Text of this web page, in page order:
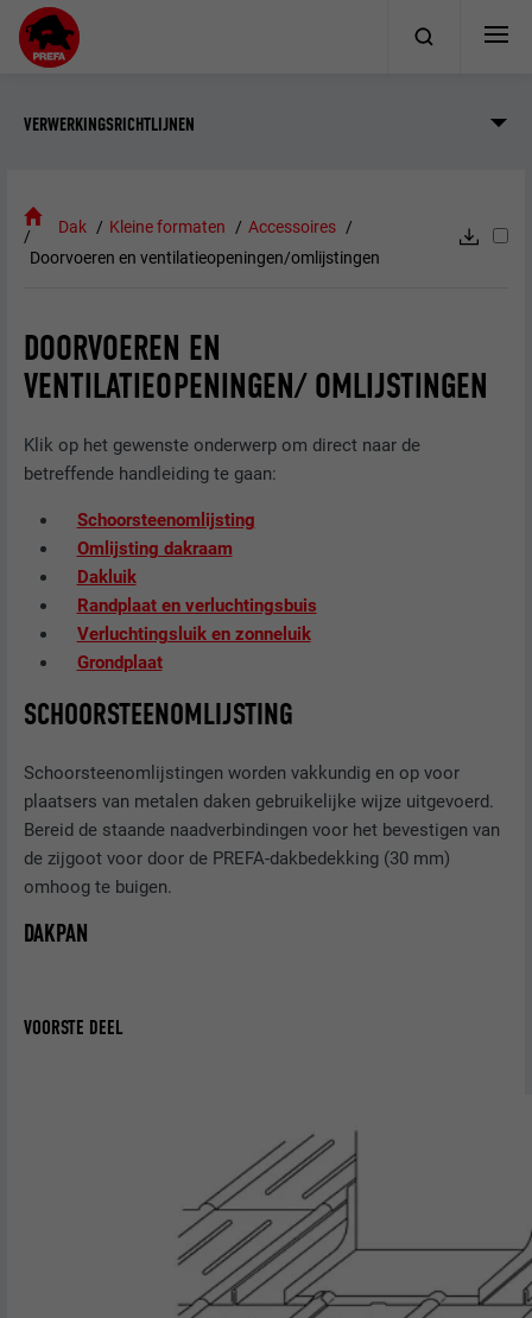
VERWERKINGSRICHTLIJNEN
Dak Kleine formaten
Accessoires
Doorvoeren en ventilatieopeningen/omlijstingen
DOORVOEREN EN
VENTILATIEOPENINGEN/ OMLIJSTINGEN
Klik op het gewenste onderwerp om direct naar de
betreffende handleiding te gaan:
Schoorsteenomlijsting
Omlijsting dakraam
Dakluik
Randplaat en verluchtingsbuis
Verluchtingsluik en zonneluik
Grondplaat
SCHOORSTEENOMLIJSTING
Schoorsteenomlijstingen worden vakkundig en op voor
plaatsers van metalen daken gebruikelijke wijze uitgevoerd.
Bereid de staande naadverbindingen voor het bevestigen van
de zijgoot voor door de PREFA-dakbedekking (30 mm)
omhoog te buigen.
DAKPAN
VOORSTE DEEL